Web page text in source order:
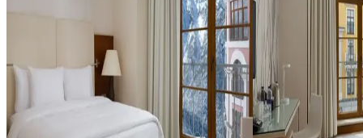
Площадь 28-33 м²
Узнать стоимость
двумя
Фотографии
ознакомительный
площадь и
отличаться от
зависимости от
2 раздельные
До 2 человек